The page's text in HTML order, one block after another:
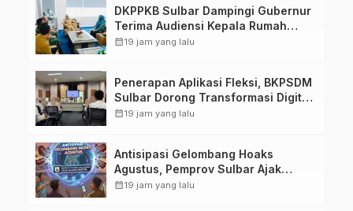
DKPPKB Sulbar Dampingi Gubernur
Terima Audiensi Kepala Rumah
Sakit TK. III Punggawa Malolo
calendar_month19 jam yang lalu
Penerapan Aplikasi Fleksi, BKPSDM
Sulbar Dorong Transformasi Digital
Sistem Kehadiran ASN
calendar_month19 jam yang lalu
Antisipasi Gelombang Hoaks
Agustus, Pemprov Sulbar Ajak
Warga Jaga Ruang Digital
calendar_month19 jam yang lalu